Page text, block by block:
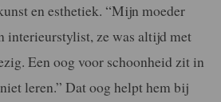
en esthetiek. “Mijn moeder
interieurstylist, ze was altijd met
Een oog voor schoonheid zit in
leren.” Dat oog helpt hem bij